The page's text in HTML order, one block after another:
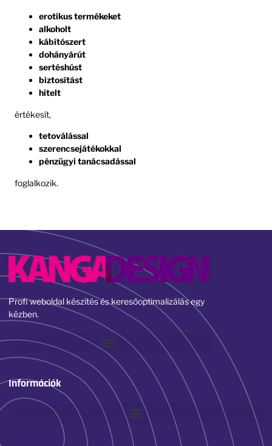
erotikus termékeket
alkoholt
kábítószert
dohányárút
sertéshúst
biztosítást
hitelt
értékesít,
tetoválással
szerencsejátékokkal
pénzügyi tanácsadással
foglalkozik.
Profi weboldal készítés és keresőoptimalizálás egy
kézben.
Információk